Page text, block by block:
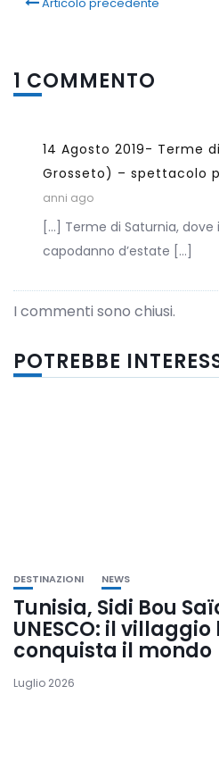
1 COMMENTO
14 Agosto 2019- Terme
Grosseto) – spettacolo
anni ago
[…] Terme di Saturnia,
capodanno d’estate […]
I commenti sono chiusi.
POTREBBE
DESTINAZIONI NEWS
Tunisia, Sidi Bou
UNESCO: il
conquista il mondo
Luglio 2026